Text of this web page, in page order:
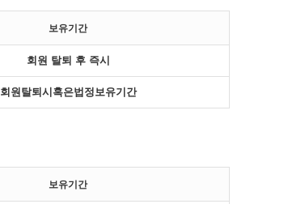
보유기간
회원 탈퇴 후 즉시
회원탈퇴시혹은법정보유기간
보유기간